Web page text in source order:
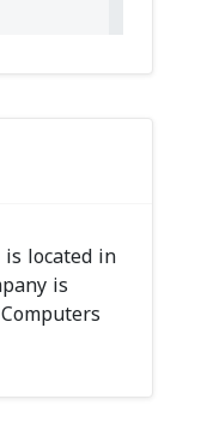
is located in
is